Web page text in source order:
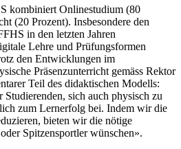
kombiniert Onlinestudium (80
(20 Prozent). Insbesondere den
in den letzten Jahren
Lehre und Prüfungsformen
den Entwicklungen im
Präsenzunterricht gemäss Rektor
Teil des didaktischen Modells:
Studierenden, sich auch physisch zu
zum Lernerfolg bei. Indem wir die
bieten wir die nötige
Spitzensportler wünschen».